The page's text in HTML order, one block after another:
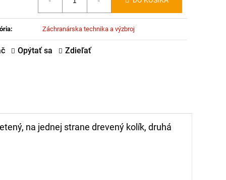
: Záchranárska technika a výzbroj
Opýtať sa Zdieľať
na jednej strane drevený kolík, druhá